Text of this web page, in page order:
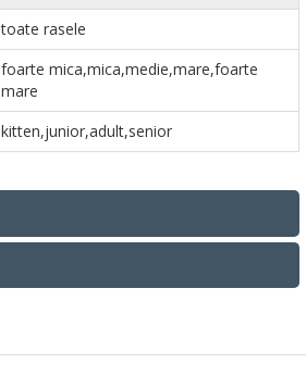
toate rasele
foarte mica,mica,medie,mare,foarte
mare
kitten,junior,adult,senior